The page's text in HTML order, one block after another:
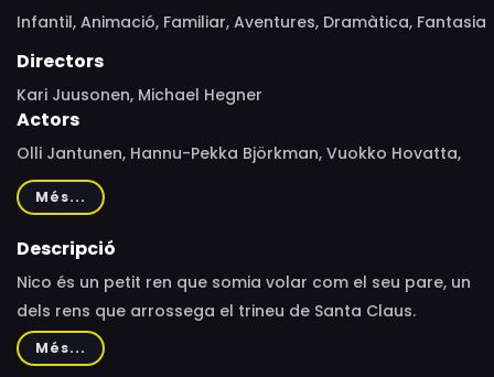
Infantil, Animació, Familiar, Aventures, Dramàtica, Fantasia
Directors
Kari Juusonen, Michael Hegner
Actors
Olli Jantunen, Hannu-Pekka Björkman, Vuokko Hovatta,
Vesa Vierikko, Jussi Lampi, Risto Kaskilahti, Minttu
Mustakallio, Juha Veijonen, Puntti Valtonen, Elina Knihtilä,
Juulia Rönkkö, Tommi Korpela, Aarre Karén, Arttu
Hietalahti, Janus Hanski, Jussi Chydenius, Miia Nuutila,
Markus Degerman, Werne Walla, Susa Saukko, Veikko
Honkanen, Urbanus
Més...
Descripció
Nico és un petit ren que somia volar com el seu pare, un
dels rens que arrossega el trineu de Santa Claus.
Més...